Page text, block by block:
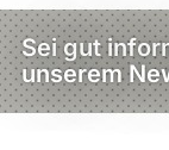
Sei gut
unserem